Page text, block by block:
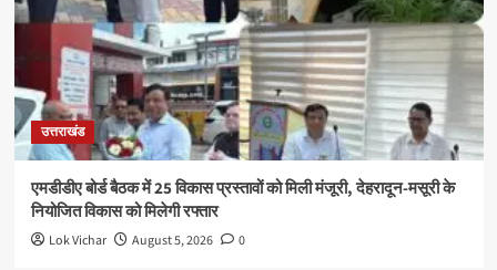
उत्तराखंड
एमडीडीए बोर्ड बैठक में 25 विकास प्रस्तावों को मिली मंजूरी, देहरादून-मसूरी के
नियोजित विकास को मिलेगी रफ्तार
Lok Vichar August 5, 2026 0